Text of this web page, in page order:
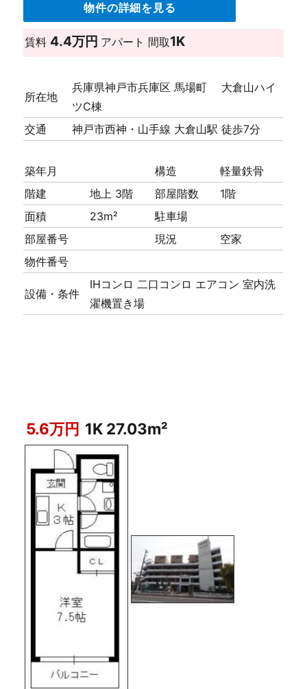
物件の詳細を見る
賃料 4.4万円 アパート 間取1K
所在地
兵庫県神戸市兵庫区 馬場町 大倉山ハイ
ツC棟
交通
神戸市西神・山手線 大倉山駅 徒歩7分
築年月 構造
軽量鉄骨
階建
地上 3階 部屋階数
1階
面積
23m²
駐車場
部屋番号
現況
空家
物件番号
設備・条件
IHコンロ 二口コンロ エアコン 室内洗
濯機置き場
5.6万円 1K 27.03m²